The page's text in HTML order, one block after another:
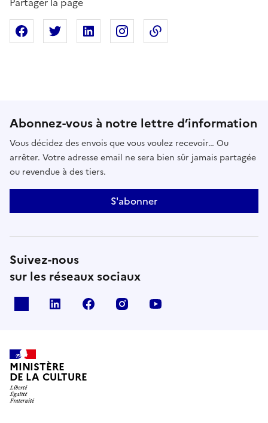
Partager sur Facebook
Partager sur XPartager sur Linkedin
Partager sur Instagram
Abonnez-vous à notre lettre d’information
Vous décidez des envois que vous voulez recevoir… Ou
arrêter. Votre adresse email ne sera bien sûr jamais partagée
ou revendue à des tiers.
S'abonner
Suivez-nous
sur les réseaux sociaux
linkedin facebook instagram
MINISTÈRE
DE LA CULTURE